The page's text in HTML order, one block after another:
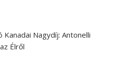
Nagydíj: Antonelli
Élről